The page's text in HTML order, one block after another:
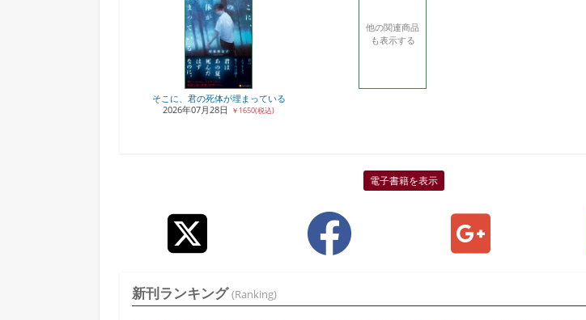
そこに、君の死体が埋まっている
2026年07月28日
￥1650(税込)
他の関連商品
も表示する
電子書籍を表示
新刊ランキング (Ranking)